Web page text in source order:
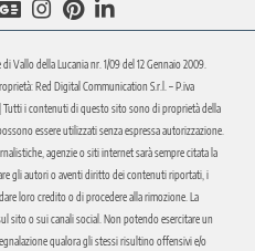
della Lucania nr. 1/09 del 12 Gennaio 2009.
Red Digital Communication S.r.l. – P.iva
Tutti i contenuti di questo sito sono di proprietà della
essere utilizzati senza espressa autorizzazione.
agenzie o siti internet sarà sempre citata la
gli autori o aventi diritto dei contenuti riportati, i
loro credito o di procedere alla rimozione. La
sito o sui canali social. Non potendo esercitare un
qualora gli stessi risultino offensivi e/o